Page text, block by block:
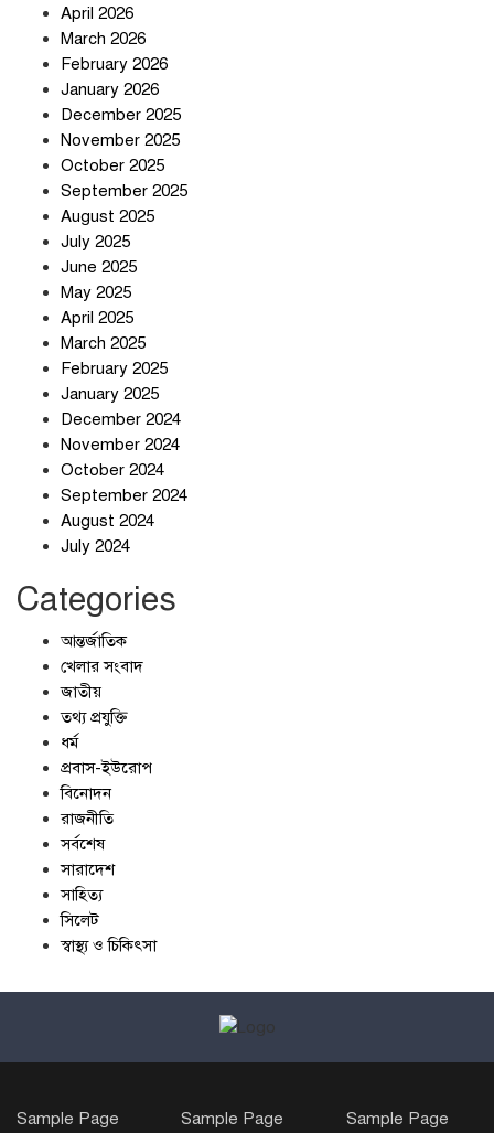
April 2026
March 2026
February 2026
January 2026
December 2025
November 2025
October 2025
September 2025
August 2025
July 2025
June 2025
May 2025
April 2025
March 2025
February 2025
January 2025
December 2024
November 2024
October 2024
September 2024
August 2024
July 2024
Categories
আন্তর্জাতিক
খেলার সংবাদ
জাতীয়
তথ্য প্রযুক্তি
ধর্ম
প্রবাস-ইউরোপ
বিনোদন
রাজনীতি
সর্বশেষ
সারাদেশ
সাহিত্য
সিলেট
স্বাস্থ্য ও চিকিৎসা
Sample Page Sample Page Sample Page